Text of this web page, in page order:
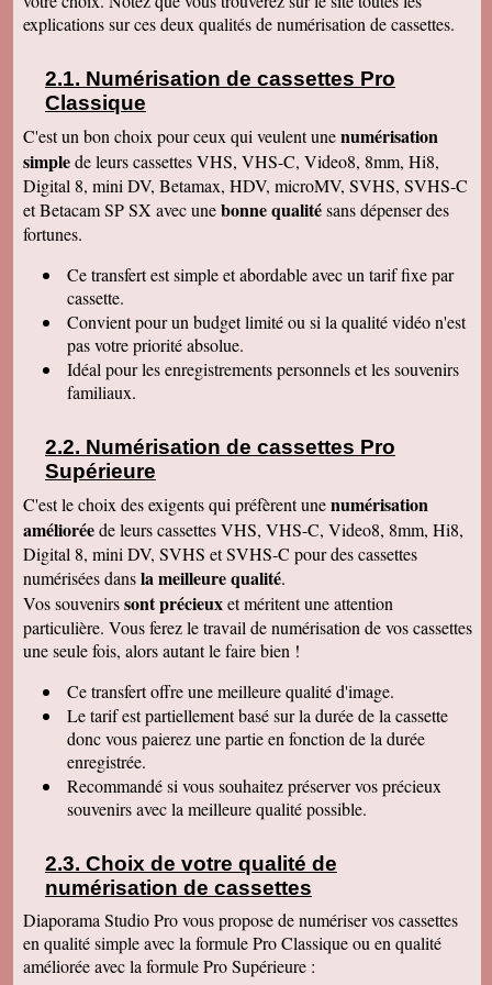
Le service aux clients est un art Mme Masse
est une artiste qui aime son métier et se soucie
Denise J
Merci pour votre très agréable numérisation sur
facilement. J'ai déménagé en Résidence
autonomie et trouvé quelqu'un pour la lancer sur
l'écran. Mais c'était simple et évident, avec un
peu de courage et de réflexion j'y serai
parvenue. Tout fonctionne, facile d'accès.
Merci. Je garde vos coordonnées. Bien
Bernard G
Pour votre livre d'or : J'ai oublié ou plutôt remis
à plus tard ce que je devais vous écrire après
avoir reçu le disque dur. Pardonnez ma
négligence. Je tiens à vous redire toute ma
satisfaction, pour le travail accompli, mais aussi
vous remercier pour la qualité de votre relation
avec vos clients, ce qui constitue au final une
pour votre entreprise. Bien cordialement
Claudine T
de déballer et de picorer d'une cassette à l'autre.
Merci pour le travail. Nos souvenirs sont sauvés
: une grande joie pour mes enfants et mes
petits enfants. Je vous recommanderais dans
mon entourage pour votre sérieux. Merci
encore.
Aurélie V
Bonjour Sandrine !! J'ai mis du temps pour vous
écrire un commentaire très positif car nous
Merveilleux travail !!! Les films sont super !!
Excellente qualité d'images malgré l'âge des K7
:) Vous êtes une personne de confiance et je
suis heureuse de vous avoir confié les vidéos
de ma Maman décédée !! Je vous recommande
vraiment !! Prenez bien soin de vous !! Au
plaisir
Gislaine P
pas que ça rendrait aussi bien du fait que mes
cassettes sont vieilles plus de 30 ans ! Je vais
parler de vous à ma soeur qui a des cassettes a
copier aussi sur des cd. Bonne journée
Félix F.
explications sur ces deux qualités de numérisation de cassettes.
Numérisation de cassettes Pro
Classique
C'est un bon choix pour ceux qui veulent unenumérisation
simplede leurs cassettes VHS, VHS-C, Video8, 8mm, Hi8,
Digital 8, mini DV, Betamax, HDV, microMV, SVHS, SVHS-C
et Betacam SP SX avec unebonne qualitésans dépenser des
fortunes.
Ce transfertest simple et abordable avec un tarif fixe par
cassette.
Convient pour un budget limité ou si la qualité vidéo n'est
pas votre priorité absolue.
Idéal pour les enregistrements personnels et les souvenirs
familiaux.
Numérisation de cassettes Pro
Supérieure
C'est le choix des exigents qui préfèrent unenumérisation
amélioréede leurs cassettes VHS, VHS-C, Video8, 8mm, Hi8,
Digital 8, mini DV, SVHS et SVHS-C pour des cassettes
numérisées dansla meilleure qualité.
Vos souvenirssont précieuxet méritent une attention
particulière. Vous ferez le travail de numérisation de vos cassettes
une seule fois, alors autant le faire bien !
Ce transfertoffre une meilleure qualité d'image.
Le tarif est partiellement basé sur la durée de la cassette
donc vous paierez une partie en fonction de la durée
enregistrée.
Recommandé si vous souhaitez préserver vos précieux
souvenirs avec la meilleure qualité possible.
Choix de votre qualité de
numérisation de cassettes
Diaporama Studio Pro vous propose de numériser vos cassettes
en qualité simple avec la formule Pro Classique ou en qualité
améliorée avec la formule Pro Supérieure :